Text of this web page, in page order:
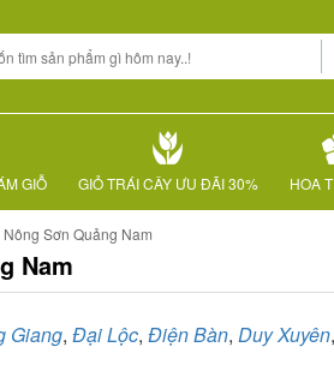
GIỖ GIỎ TRÁI CÂY ƯU ĐÃI 30% HOA
Sơn Quảng Nam
Nam
Giang, Đại Lộc, Điện Bàn, Duy Xuyên,